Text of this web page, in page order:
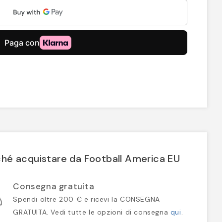
acquistare da Football America EU
Consegna gratuita
Spendi oltre 200 € e ricevi la CONSEGNA
GRATUITA. Vedi tutte le opzioni di consegna qui.